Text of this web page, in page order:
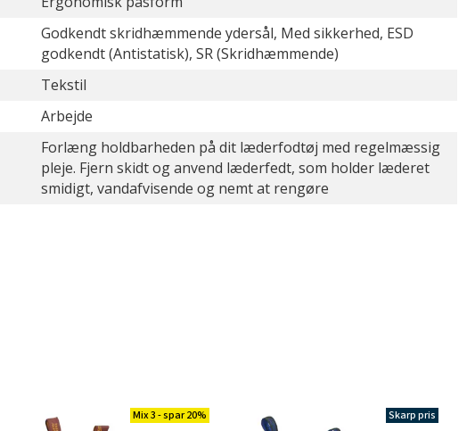
Godkendt skridhæmmende ydersål, Med sikkerhed, ESD
godkendt (Antistatisk), SR (Skridhæmmende)
Tekstil
Arbejde
Forlæng holdbarheden på dit læderfodtøj med regelmæssig
pleje. Fjern skidt og anvend læderfedt, som holder læderet
smidigt, vandafvisende og nemt at rengøre
Mix 3 - spar 20% Skarp pris